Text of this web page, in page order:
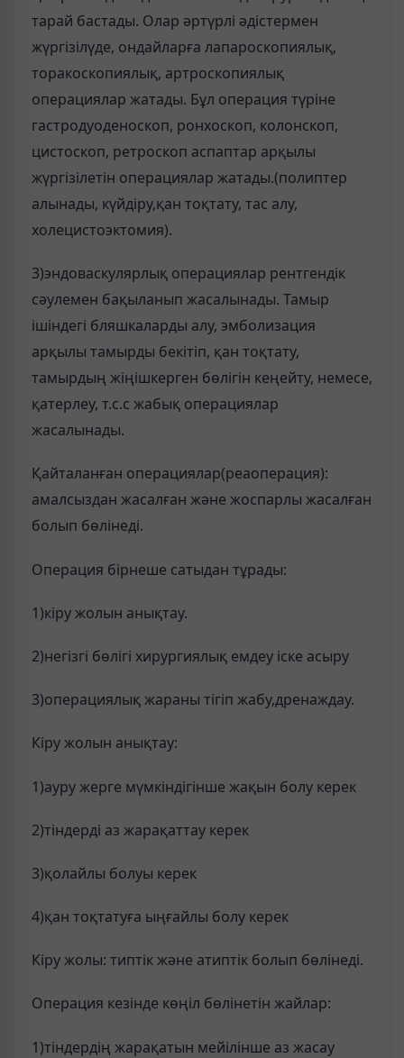
тарай бастады. Олар әртүрлі әдістермен
жүргізілүде, ондайларға лапароскопиялық,
торакоскопиялық, артроскопиялық
операциялар жатады. Бұл операция түріне
гастродуоденоскоп, ронхоскоп, колонскоп,
цистоскоп, ретроскоп аспаптар арқылы
жүргізілетін операциялар жатады.(полиптер
алынады, күйдіру,қан тоқтату, тас алу,
холецистоэктомия).
3)эндоваскулярлық операциялар рентгендік
сәулемен бақыланып жасалынады. Тамыр
ішіндегі бляшкаларды алу, эмболизация
арқылы тамырды бекітіп, қан тоқтату,
тамырдың жіңішкерген бөлігін кеңейту, немесе,
қатерлеу, т.с.с жабық операциялар
жасалынады.
Қайталанған операциялар(реаоперация):
амалсыздан жасалған және жоспарлы жасалған
болып бөлінеді.
Операция бірнеше сатыдан тұрады:
1)кіру жолын анықтау.
2)негізгі бөлігі хирургиялық емдеу іске асыру
3)операциялық жараны тігіп жабу,дренаждау.
Кіру жолын анықтау:
1)ауру жерге мүмкіндігінше жақын болу керек
2)тіндерді аз жарақаттау керек
3)қолайлы болуы керек
4)қан тоқтатуға ыңғайлы болу керек
Кіру жолы: типтік және атиптік болып бөлінеді.
Операция кезінде көңіл бөлінетін жайлар:
1)тіндердің жарақатын мейілінше аз жасау